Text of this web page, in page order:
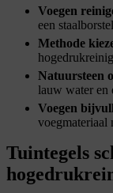
Voegen
een
Methode
Natuursteen
lauw water en
Voegen
voegmateriaal
Tuintegels